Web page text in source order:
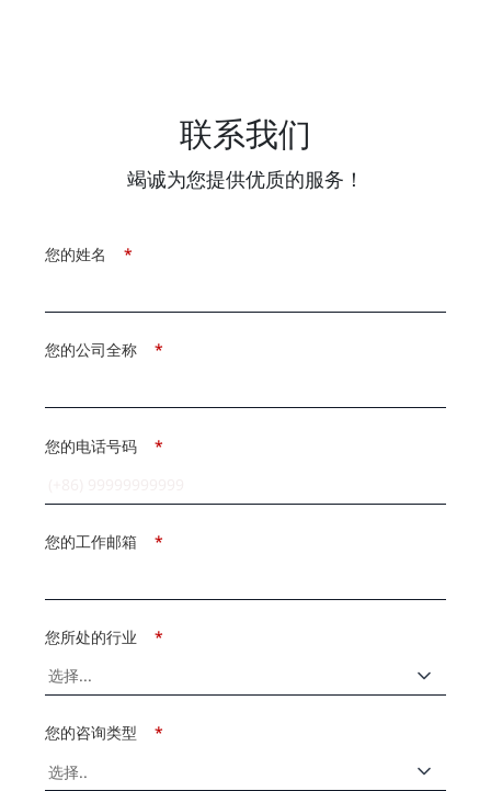
联系我们
竭诚为您提供优质的服务！
*
您的姓名
*
您的公司全称
*
您的电话号码
*
您的工作邮箱
*
您所处的行业
*
您的咨询类型